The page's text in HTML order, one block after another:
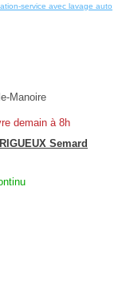
service avec lavage auto
Manoire
demain à 8h
Semard